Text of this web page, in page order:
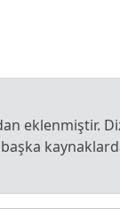
eklenmiştir.